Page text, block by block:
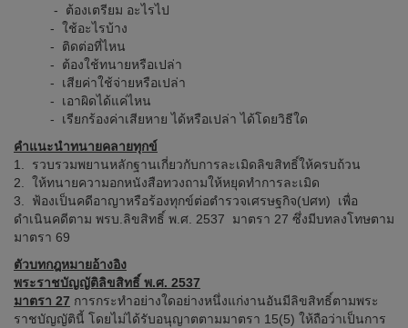
- ต้องเตรียม อะไรไป
- ใช้อะไรบ้าง
- ติดต่อที่ไหน
- ต้องใช้ทนายหรือเปล่า
- เสียค่าใช้จ่ายหรือเปล่า
- เอาผิดได้แค่ไหน
- เรียกร้องค่าเสียหาย ได้หรือเปล่า ได้โดยวิธีใด
คำแนะนำทนายคลายทุกข์
1. รวบรวมพยานหลักฐานเกี่ยวกับการละเมิดลิขสิทธิ์ให้ครบถ้วน
2. ให้ทนายความอกหนังสือทวงถามให้หยุดทำการละเมิด
3. ฟ้องเป็นคดีอาญาหรือร้องทุกข์ต่อตำรวจเศรษฐกิจ(ปศท) เพื่อ
ดำเนินคดีตาม พรบ.ลิขสิทธิ์ พ.ศ. 2537 มาตรา 27 ซึ่งมีบทลงโทษตาม
มาตรา 69
ตัวบทกฎหมายอ้างอิง
พระราชบัญญัติลิขสิทธิ์ พ.ศ. 2537
มาตรา 27 การกระทำอย่างใดอย่างหนึ่งแก่งานอันมีลิขสิทธิ์ตามพระ
ราชบัญญัตินี้ โดยไม่ได้รับอนุญาตตามมาตรา 15(5) ให้ถือว่าเป็นการ